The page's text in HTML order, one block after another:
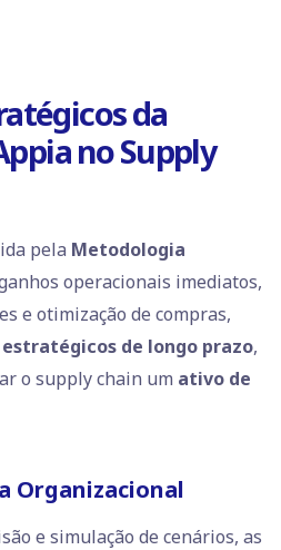
da
no Supply
pela Metodologia
operacionais imediatos,
e otimização de compras,
estratégicos de longo prazo,
o supply chain um ativo de
Organizacional
e simulação de cenários, as